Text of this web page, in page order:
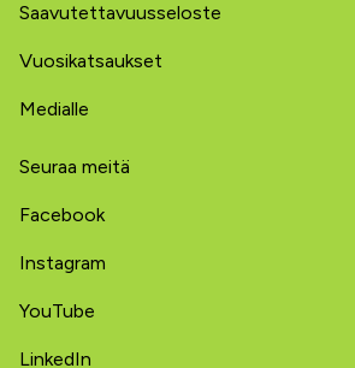
Saavutettavuusseloste
Vuosikatsaukset
Medialle
Seuraa meitä
Facebook
Instagram
YouTube
LinkedIn